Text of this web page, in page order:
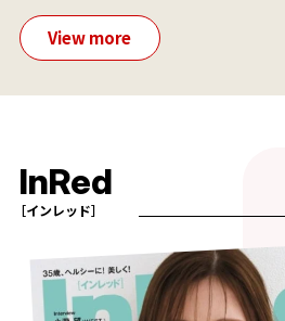
View more
InRed
［インレッド］